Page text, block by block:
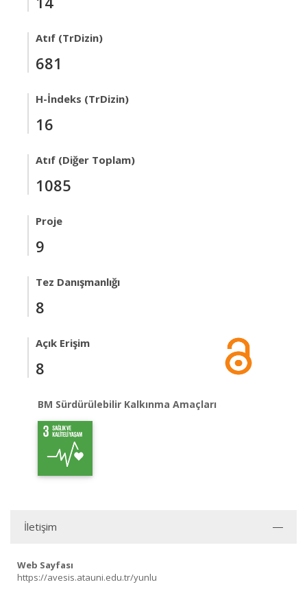
Atıf (TrDizin)
681
H-İndeks (TrDizin)
16
Atıf (Diğer Toplam)
1085
Proje
9
Tez Danışmanlığı
8
Açık Erişim
8
BM Sürdürülebilir Kalkınma Amaçları
İletişim
Web Sayfası
https://avesis.atauni.edu.tr/yunlu